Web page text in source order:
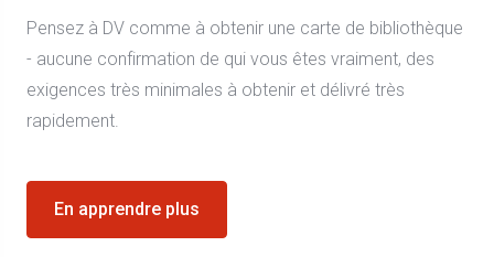
Pensez à DV comme à obtenir une carte de bibliothèque
- aucune confirmation de qui vous êtes vraiment, des
exigences très minimales à obtenir et délivré très
rapidement.
En apprendre plus